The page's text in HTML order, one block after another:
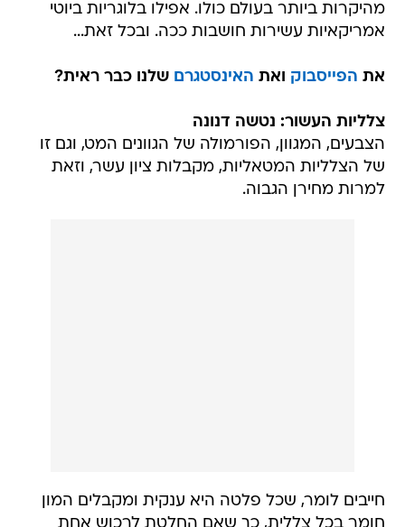
מהיקרות ביותר בעולם כולו. אפילו בלוגריות ביוטי
אמריקאיות עשירות חושבות ככה. ובכל זאת...
את הפייסבוק ואת האינסטגרם שלנו כבר ראית?
צלליות העשור: נטשה דנונה
הצבעים, המגוון, הפורמולה של הגוונים המט, וגם זו
של הצלליות המטאליות, מקבלות ציון עשר, וזאת
למרות מחירן הגבוה.
חייבים לומר, שכל פלטה היא ענקית ומקבלים המון